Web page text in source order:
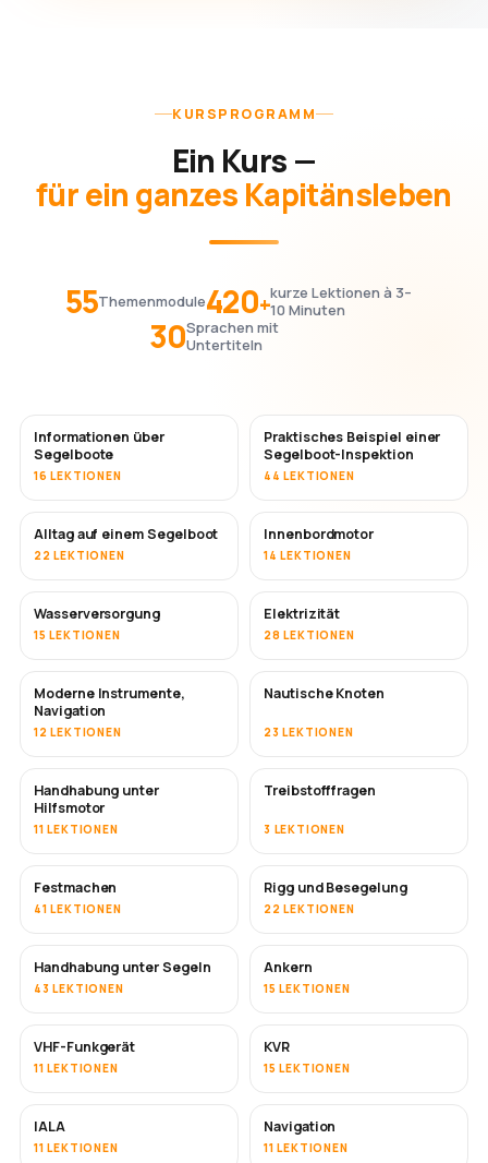
KURSPROGRAMM
Ein Kurs —
für ein ganzes Kapitänsleben
55Themenmodule420+kurze Lektionen à 3–
10 Minuten
30Sprachen mit
Untertiteln
Informationen über
Segelboote
16 LEKTIONEN
Praktisches Beispiel einer
Segelboot-Inspektion
44 LEKTIONEN
Alltag auf einem Segelboot
22 LEKTIONEN
Innenbordmotor
14 LEKTIONEN
Wasserversorgung
15 LEKTIONEN
Elektrizität
28 LEKTIONEN
Moderne Instrumente,
Navigation
12 LEKTIONEN
Nautische Knoten
23 LEKTIONEN
Handhabung unter
Hilfsmotor
11 LEKTIONEN
Treibstofffragen
3 LEKTIONEN
Festmachen
41 LEKTIONEN
Rigg und Besegelung
22 LEKTIONEN
Handhabung unter Segeln
43 LEKTIONEN
Ankern
15 LEKTIONEN
VHF-Funkgerät
11 LEKTIONEN
KVR
15 LEKTIONEN
IALA
11 LEKTIONEN
Navigation
11 LEKTIONEN